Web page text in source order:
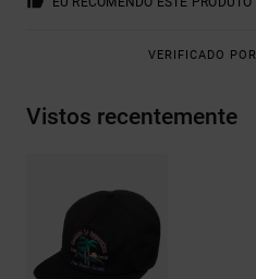
VERIFICADO POR
Vistos recentemente